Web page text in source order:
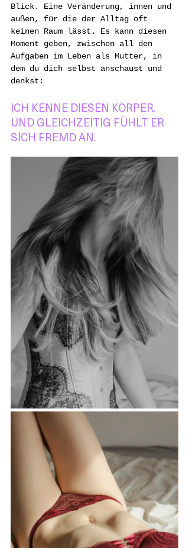
Blick. Eine Veränderung, innen und
außen, für die der Alltag oft
keinen Raum lässt. Es kann diesen
Moment geben, zwischen all den
Aufgaben im Leben als Mutter, in
dem du dich selbst anschaust und
denkst:
ICH KENNE DIESEN KÖRPER.
UND GLEICHZEITIG FÜHLT ER
SICH FREMD AN.